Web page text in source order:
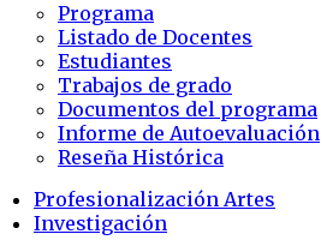
Programa
Listado de Docentes
Estudiantes
Trabajos de grado
Documentos del programa
Informe de Autoevaluación
Reseña Histórica
Profesionalización Artes
Investigación